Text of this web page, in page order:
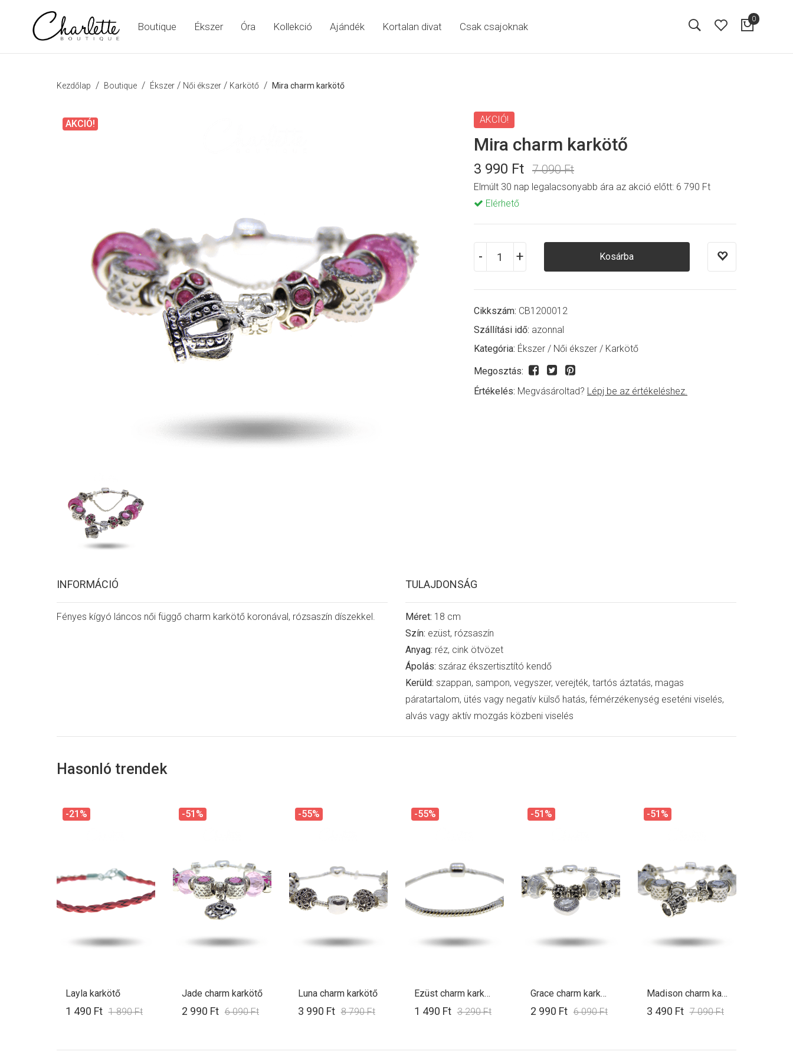
Boutique Ékszer Óra Kollekció Ajándék Kortalan divat Csak csajoknak
0
Kezdőlap / Boutique/ Ékszer/ Női ékszer/ Karkötő/ Mira charm karkötő
AKCIÓ! AKCIÓ!
Mira charm karkötő
3 990 Ft 7 090 Ft
Elmúlt 30 nap legalacsonyabb ára az akció előtt: 6 790 Ft
Elérhető
Kosárba
Cikkszám: CB1200012
Szállítási idő: azonnal
Kategória: Ékszer / Női ékszer / Karkötő
Megosztás:
Értékelés: Megvásároltad? Lépj be az értékeléshez.
INFORMÁCIÓ
Fényes kígyó láncos női függő charm karkötő koronával, rózsaszín díszekkel.
TULAJDONSÁG
Méret: 18 cm
Szín: ezüst, rózsaszín
Anyag: réz, cink ötvözet
Ápolás: száraz ékszertisztító kendő
Kerüld: szappan, sampon, vegyszer, verejték, tartós áztatás, magas
páratartalom, ütés vagy negatív külső hatás, fémérzékenység eseténi viselés,
alvás vagy aktív mozgás közbeni viselés
Hasonló trendek
-21%
Layla karkötő
1 490 Ft 1 890 Ft
-51%
Jade charm karkötő
2 990 Ft 6 090 Ft
-55%
Luna charm karkötő
3 990 Ft 8 790 Ft
-55%
Ezüst charm karkötő alap
1 490 Ft 3 290 Ft
-51%
Grace charm karkötő
2 990 Ft 6 090 Ft
-51%
Madison charm karkötő
3 490 Ft 7 090 Ft